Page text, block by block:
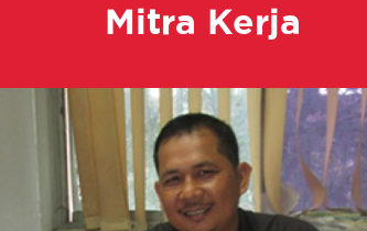
Mitra Kerja